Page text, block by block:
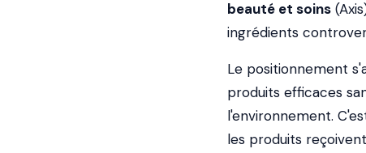
beauté et soins
ingrédients
Le positionnement
produits efficaces
l'environnement.
les produits